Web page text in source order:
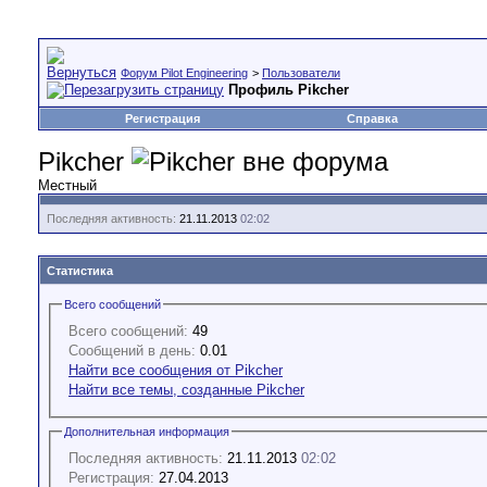
Форум Pilot Engineering > Пользователи
Профиль Pikcher
Регистрация Справка
Pikcher
Местный
Последняя активность: 21.11.2013 02:02
Статистика
Всего сообщений
Всего сообщений: 49
Сообщений в день: 0.01
Найти все сообщения от Pikcher
Найти все темы, созданные Pikcher
Дополнительная информация
Последняя активность: 21.11.2013 02:02
Регистрация: 27.04.2013